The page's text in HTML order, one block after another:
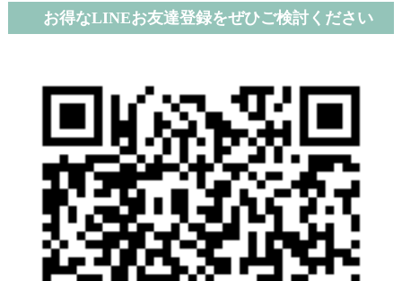
お得なLINEお友達登録をぜひご検討ください